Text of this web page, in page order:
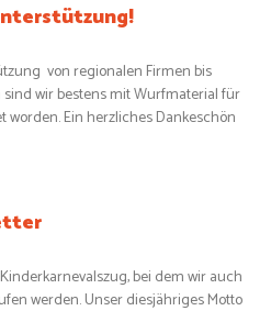
von regionalen Firmen bis
wir bestens mit Wurfmaterial für
Ein herzliches Dankeschön
bei dem wir auch
werden. Unser diesjähriges Motto